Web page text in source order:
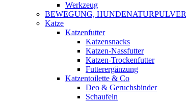
Werkzeug
BEWEGUNG, HUNDENATURPULVER
Katze
Katzenfutter
Katzensnacks
Katzen-Nassfutter
Katzen-Trockenfutter
Futterergänzung
Katzentoilette & Co
Deo & Geruchsbinder
Schaufeln